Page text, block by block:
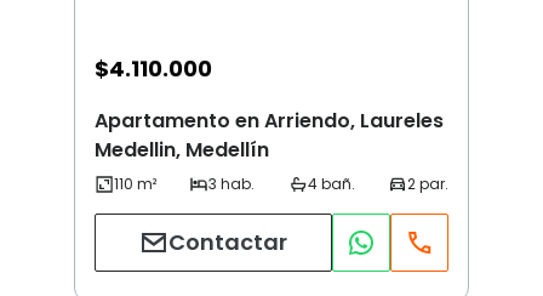
$4.110.000
Apartamento en Arriendo, Laureles
Medellin, Medellín
Contactar